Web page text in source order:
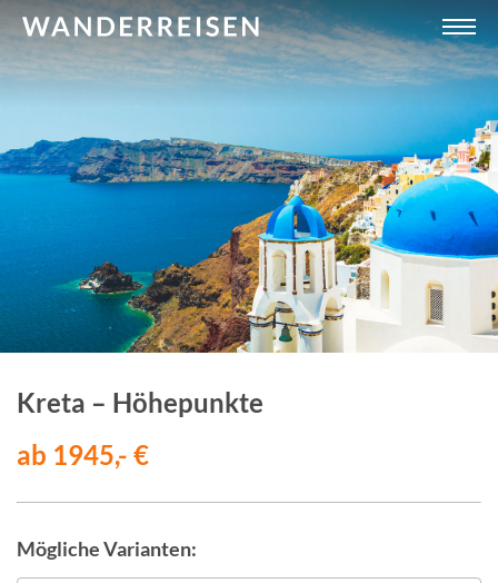
Kreta – Höhepunkte
ab 1945,- €
Mögliche Varianten: